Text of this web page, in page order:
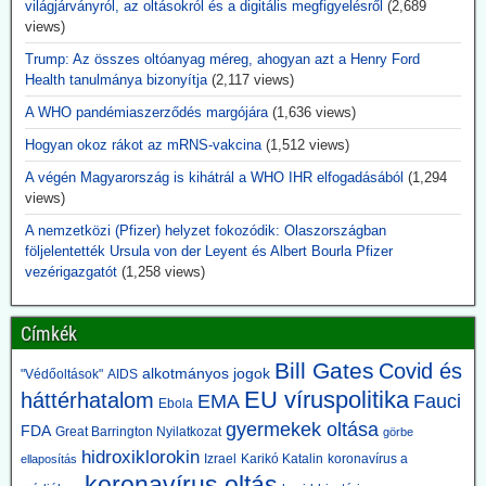
A történet arról szól, hogy mi történt a definícióval 1955-ben, abban
az évben, amikor Salk vakcináját bevezették. Ezt megelőzően a
„polio” fogalma rendkívül tág volt: akár egy 24 órán át tartó átmeneti
bénulás is ide sorolható volt. Azokat az eseteket, amelyeket ma
Guillain-Barré-szindrómának, aszeptikus agyhártyagyulladásnak
vagy más idegrendszeri betegségnek nevezünk, ugyanabba a
kategóriába sorolták.
A CDC és az Amerikai Közegészségügyi Szövetség felülvizsgálta a
kritériumokat – most már gyakran 60 napos vagy annál hosszabb
bénulást követelnek meg a besoroláshoz. Azokat az eseteket,
amelyek nem feleltek meg az új kritériumoknak, másként sorolták
be.
beszüntette, Rubio külügyminiszter újra elindítja
a Gavi finanszírozását
Egy évvel ezelőtt Robert F. Kennedy Jr. egészségügyi miniszter
visszavonta a Gavi számára nyújtott, évi több száz millió dolláros
amerikai támogatást, hivatkozva a DTP-oltással összefüggésbe
hozható gyermekhalálesetekre.
Kennedy arra kérte a Gavi-t, hogy „állítsa vissza a közbizalmat, és
igazolja azt a 8 milliárd dollárt, amelyet Amerika 2001 óta nyújtott
világjárványról, az oltásokról és a digitális megfigyelésről (2,689
views)
Trump: Az összes oltóanyag méreg, ahogyan azt a Henry Ford
Health tanulmánya bizonyítja (2,117 views)
A WHO pandémiaszerződés margójára (1,636 views)
Hogyan okoz rákot az mRNS-vakcina (1,512 views)
A végén Magyarország is kihátrál a WHO IHR elfogadásából (1,294
views)
A nemzetközi (Pfizer) helyzet fokozódik: Olaszországban
följelentették Ursula von der Leyent és Albert Bourla Pfizer
vezérigazgatót (1,258 views)
Címkék
"Védőoltások" AIDS alkotmányos jogok Bill Gates Covid és
háttérhatalom Ebola EMA EU víruspolitika Fauci
FDA Great Barrington Nyilatkozat gyermekek oltása görbe
ellaposítás hidroxiklorokin Izrael Karikó Katalin koronavírus a